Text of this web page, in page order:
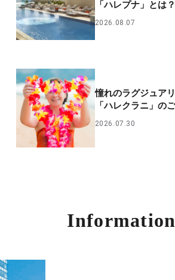
「ハレプナ」とは？
2026.08.07
憧れのラグジュア
「ハレクラニ」の
2026.07.30
Information